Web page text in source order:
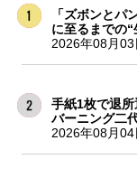
「ズボンと
に至るまでの
2026年08月03
手紙1枚で退
バーニング二
2026年08月04